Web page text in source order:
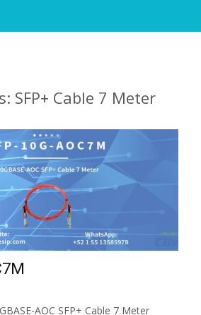
SFP+ Cable 7 Meter
AOC SFP+ Cable 7 Meter